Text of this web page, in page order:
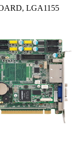
LGA1155